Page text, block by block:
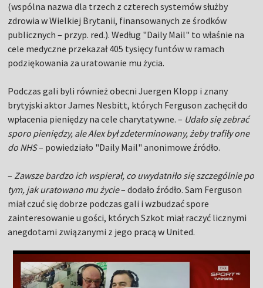
(wspólna nazwa dla trzech z czterech systemów służby
zdrowia w Wielkiej Brytanii, finansowanych ze środków
publicznych – przyp. red.). Według "Daily Mail" to właśnie na
cele medyczne przekazał 405 tysięcy funtów w ramach
podziękowania za uratowanie mu życia.
Podczas gali byli również obecni Juergen Klopp i znany
brytyjski aktor James Nesbitt, których Ferguson zachęcił do
wpłacenia pieniędzy na cele charytatywne. – Udało się zebrać
sporo pieniędzy, ale Alex był zdeterminowany, żeby trafiły one
do NHS– powiedziało "Daily Mail" anonimowe źródło.
–Zawsze bardzo ich wspierał, co uwydatniło się szczególnie po
tym, jak uratowano mu życie– dodało źródło. Sam Ferguson
miał czuć się dobrze podczas gali i wzbudzać spore
zainteresowanie u gości, których Szkot miał raczyć licznymi
anegdotami związanymi z jego pracą w United.